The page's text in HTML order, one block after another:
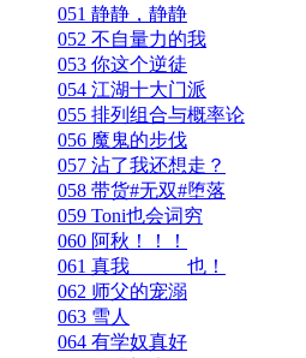
051 静静，静静
052 不自量力的我
053 你这个逆徒
054 江湖十大门派
055 排列组合与概率论
056 魔鬼的步伐
057 沾了我还想走？
058 带货#无双#堕落
059 Toni也会词穷
060 阿秋！！！
061 真我______也！
062 师父的宠溺
063 雪人
064 有学奴真好